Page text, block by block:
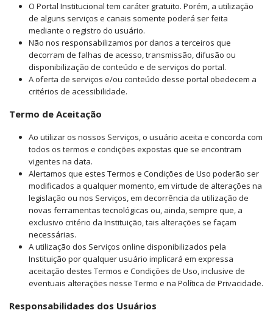
O Portal Institucional tem caráter gratuito. Porém, a utilização
de alguns serviços e canais somente poderá ser feita
mediante o registro do usuário.
Não nos responsabilizamos por danos a terceiros que
decorram de falhas de acesso, transmissão, difusão ou
disponibilização de conteúdo e de serviços do portal.
A oferta de serviços e/ou conteúdo desse portal obedecem a
critérios de acessibilidade.
Termo de Aceitação
Ao utilizar os nossos Serviços, o usuário aceita e concorda com
todos os termos e condições expostas que se encontram
vigentes na data.
Alertamos que estes Termos e Condições de Uso poderão ser
modificados a qualquer momento, em virtude de alterações na
legislação ou nos Serviços, em decorrência da utilização de
novas ferramentas tecnológicas ou, ainda, sempre que, a
exclusivo critério da Instituição, tais alterações se façam
necessárias.
A utilização dos Serviços online disponibilizados pela
Instituição por qualquer usuário implicará em expressa
aceitação destes Termos e Condições de Uso, inclusive de
eventuais alterações nesse Termo e na Política de Privacidade.
Responsabilidades dos Usuários